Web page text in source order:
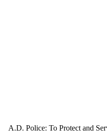
A.D. Police: To Protect and